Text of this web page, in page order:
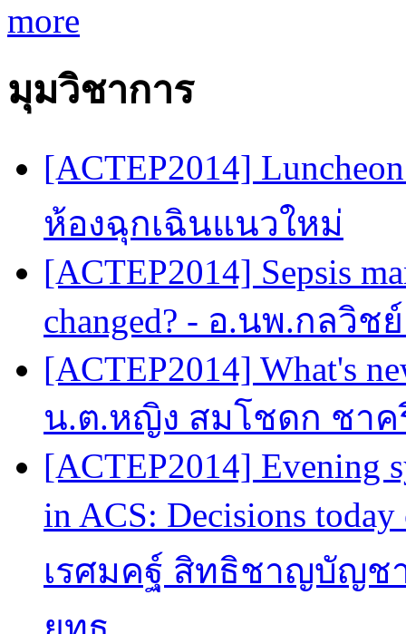
more
มุมวิชาการ
[ACTEP2014]
ห้องฉุกเฉินแนวใหม่
[ACTEP2014] Sepsis
changed? - อ.นพ.กลวิช
[ACTEP2014] What's
น.ต.หญิง สมโชดก ชาค
[ACTEP2014] Evening
in ACS: Decisions
เรศมคฐ์ สิทธิชาญบัญช